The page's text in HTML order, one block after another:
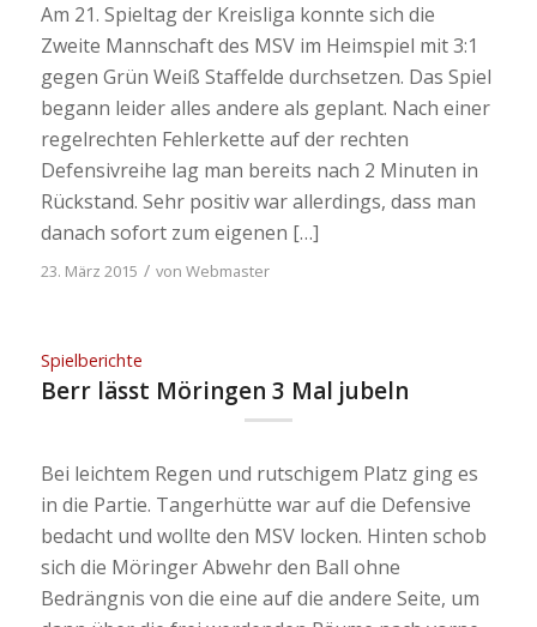
Am 21. Spieltag der Kreisliga konnte sich die
Zweite Mannschaft des MSV im Heimspiel mit 3:1
gegen Grün Weiß Staffelde durchsetzen. Das Spiel
begann leider alles andere als geplant. Nach einer
regelrechten Fehlerkette auf der rechten
Defensivreihe lag man bereits nach 2 Minuten in
Rückstand. Sehr positiv war allerdings, dass man
danach sofort zum eigenen […]
23. März 2015 / von Webmaster
Spielberichte
Berr lässt Möringen 3 Mal jubeln
Bei leichtem Regen und rutschigem Platz ging es
in die Partie. Tangerhütte war auf die Defensive
bedacht und wollte den MSV locken. Hinten schob
sich die Möringer Abwehr den Ball ohne
Bedrängnis von die eine auf die andere Seite, um